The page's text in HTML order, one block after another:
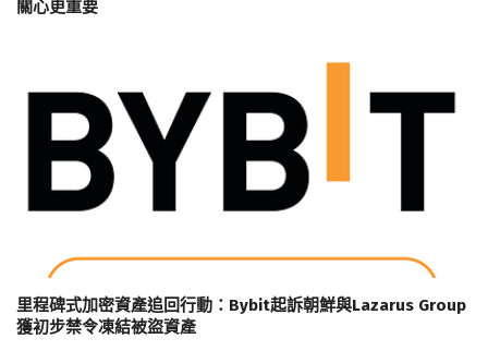
關心更重要
里程碑式加密資產追回行動：Bybit起訴朝鮮與Lazarus Group
獲初步禁令凍結被盜資產